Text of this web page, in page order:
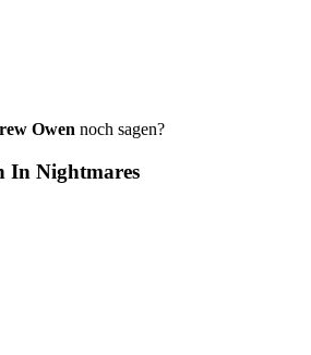
Owen noch sagen?
In Nightmares